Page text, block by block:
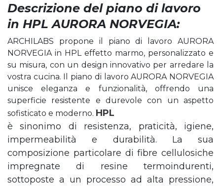
Descrizione del piano di lavoro
in HPL AURORA NORVEGIA:
ARCHILABS propone il piano di lavoro AURORA
NORVEGIA in HPL effetto marmo, personalizzato e
su misura, con un design innovativo per arredare la
vostra cucina. Il piano di lavoro AURORA NORVEGIA
unisce eleganza e funzionalità, offrendo una
superficie resistente e durevole con un aspetto
sofisticato e moderno. HPL
è sinonimo di resistenza, praticità, igiene,
impermeabilità e durabilità. La sua
composizione particolare di fibre cellulosiche
impregnate di resine termoindurenti,
sottoposte a un processo ad alta pressione,